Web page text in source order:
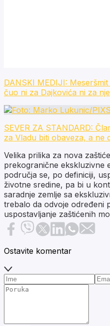
DANSKI MEDIJI:
čuo ni za Dajkovića ni za
SEVER ZA STANDARD:
za Vladu biti obaveza, a ne
Velika prilika za nova
prekogranične ekskluzivne
područja se, po definiciji,
životne sredine, pa bi u
saradnje zemlje sa
trebalo da odvoje određeni
uspostavljanje zaštićenih
Ostavite komentar